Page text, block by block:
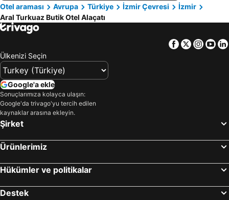
Otel araması
Avrupa Türkiye İzmir Çevresi
İzmir
Aral Turkuaz Butik Otel Alaçatı
Facebook
Twitter
Ülkenizi Seçin
Google'a ekle
Sonuçlarımıza kolayca ulaşın:
Google'da trivago'yu tercih edilen
kaynaklar arasına ekleyin.
Şirket
Ürünlerimiz
Hükümler ve politikalar
Destek